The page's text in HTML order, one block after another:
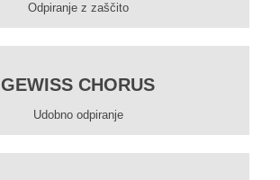
Odpiranje z zaščito
GEWISS CHORUS
Udobno odpiranje